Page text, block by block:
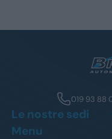
019 93 88
Le nostre sedi
Menu